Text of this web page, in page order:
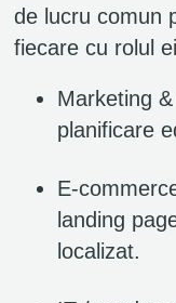
de lucru comun
fiecare cu rolul
Marketing
planificare
E-
landing
localizat.